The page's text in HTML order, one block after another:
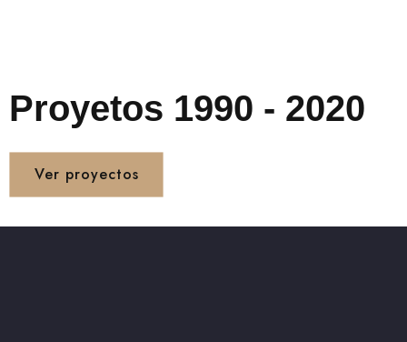
Proyetos 1990 - 2020
Ver proyectos